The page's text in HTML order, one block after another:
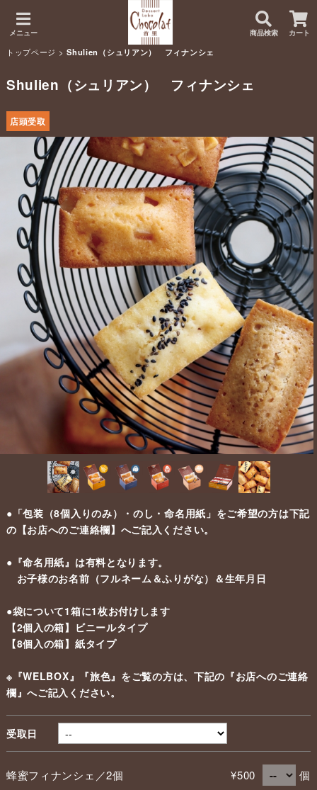
メニュー 商品検索 カート
トップページ >Shulien（シュリアン） フィナンシェ
Shulien（シュリアン） フィナンシェ
店頭受取
●「包装（8個入りのみ）・のし・命名用紙」をご希望の方は下記
の【お店へのご連絡欄】へご記入ください。
●『命名用紙』は有料となります。
お子様のお名前（フルネーム＆ふりがな）＆生年月日
●袋について1箱に1枚お付けします
【2個入の箱】ビニールタイプ
【8個入の箱】紙タイプ
※『WELBOX』『旅色』をご覧の方は、下記の『お店へのご連絡
欄』へご記入ください。
受取日
蜂蜜フィナンシェ／2個 ¥500 個